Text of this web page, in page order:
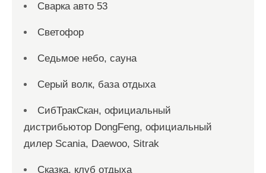
Сварка авто 53
Светофор
Седьмое небо, сауна
Серый волк, база отдыха
СибТракСкан, официальный
дистрибьютор DongFeng, официальный
дилер Scania, Daewoo, Sitrak
Сказка, клуб отдыха